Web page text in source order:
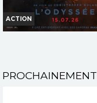
ACTION
PROCHAINEMENT